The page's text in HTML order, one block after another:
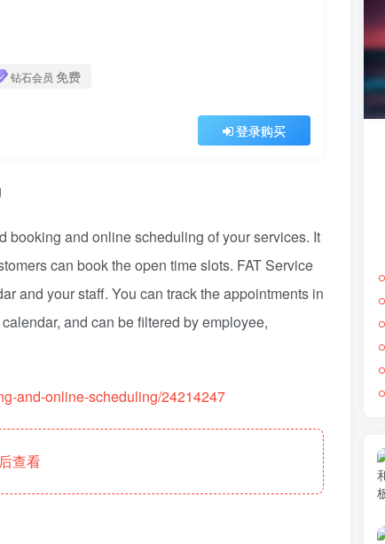
钻石会员 免费
登录购买
booking and online scheduling of your services. It
can book the open time slots. FAT Service
and your staff. You can track the appointments in
and can be filtered by employee,
and-online-scheduling/24214247
查看